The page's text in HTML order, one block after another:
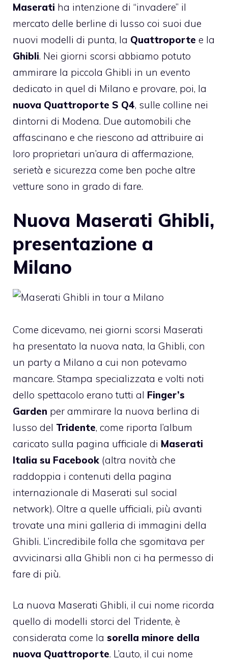
Maserati ha intenzione di “invadere” il
mercato delle berline di lusso coi suoi due
nuovi modelli di punta, la Quattroporte e la
Ghibli. Nei giorni scorsi abbiamo potuto
ammirare la piccola Ghibli in un evento
dedicato in quel di Milano e provare, poi, la
nuova Quattroporte S Q4, sulle colline nei
dintorni di Modena. Due automobili che
affascinano e che riescono ad attribuire ai
loro proprietari un’aura di affermazione,
serietà e sicurezza come ben poche altre
vetture sono in grado di fare.
Nuova Maserati Ghibli,
presentazione a
Milano
Come dicevamo, nei giorni scorsi Maserati
ha presentato la nuova nata, la Ghibli, con
un party a Milano a cui non potevamo
mancare. Stampa specializzata e volti noti
dello spettacolo erano tutti al Finger’s
Garden per ammirare la nuova berlina di
lusso del Tridente, come riporta l’album
caricato sulla pagina ufficiale di Maserati
Italia su Facebook (altra novità che
raddoppia i contenuti della pagina
internazionale di Maserati sul social
network). Oltre a quelle ufficiali, più avanti
trovate una mini galleria di immagini della
Ghibli. L’incredibile folla che sgomitava per
avvicinarsi alla Ghibli non ci ha permesso di
fare di più.
La nuova Maserati Ghibli, il cui nome ricorda
quello di modelli storci del Tridente, è
considerata come la sorella minore della
nuova Quattroporte. L’auto, il cui nome